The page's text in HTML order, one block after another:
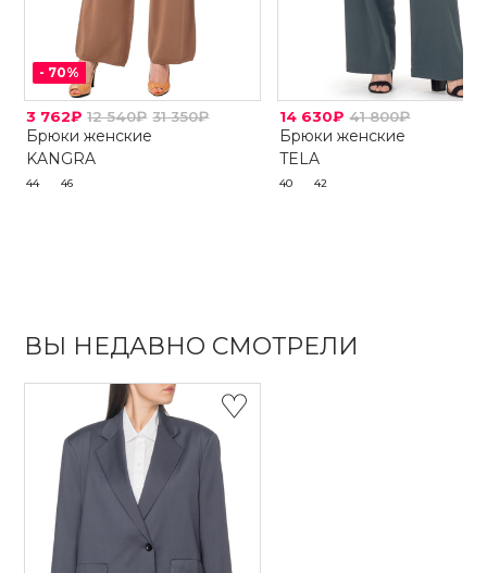
- 70%
3 762₽ 12 540₽ 31 350₽
Брюки женские
KANGRA
44 46
14 630₽ 41 800₽
Брюки женские
TELA
40 42
ВЫ НЕДАВНО СМОТРЕЛИ